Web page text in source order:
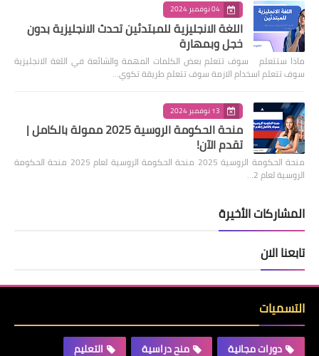
04 نوفمبر 2024
اللغة الانجليزية للمبتدئين تحدث الانجليزية بدون
خجل وبمهارة
ماذا ستتعلم سوف تتعلم بعض الكلمات المهمة والشائعة في اللغة الانجليزية
سوف تتعلم اسخدام الازمة سوف تتعلم طريقة تكوي…
13 نوفمبر 2024
منحة الحكومة الروسية 2025 ممولة بالكامل |
تقدم الآن!
منحة الحكومة الروسية 2025 منحة الحكومة الروسية لعام 2025 منحة الحكومة
الروسية لعام 2…
المشاركات الأخيرة
تابعنا الان
التسميات
دورات مجانية منح دراسية
التعليم